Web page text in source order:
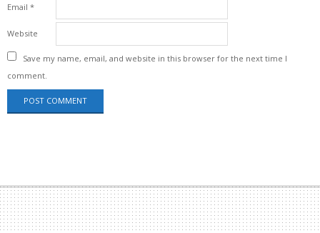
Email *
Website
Save my name, email, and website in this browser for the next time I
comment.